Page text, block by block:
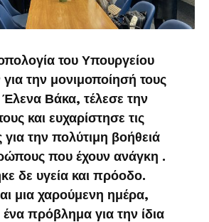
του Υπουργείου
την μονιμοποίησή τους
Βάκα, τέλεσε την
και ευχαρίστησε τις
για την πολύτιμη βοήθειά
που έχουν ανάγκη .
δε υγεία και πρόοδο.
μια χαρούμενη ημέρα,
ένα πρόβλημα για την ίδια